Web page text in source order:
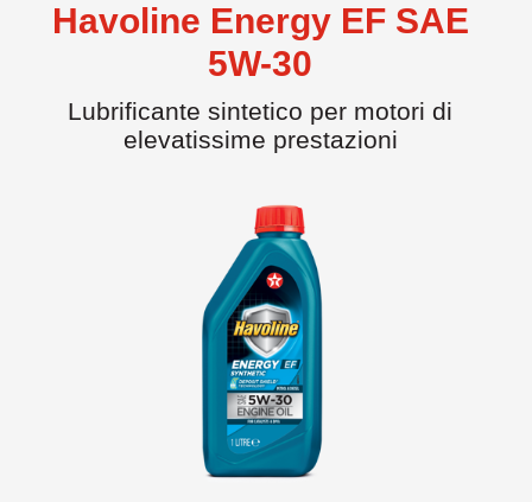
Havoline Energy EF SAE
5W-30
Lubrificante sintetico per motori di
elevatissime prestazioni